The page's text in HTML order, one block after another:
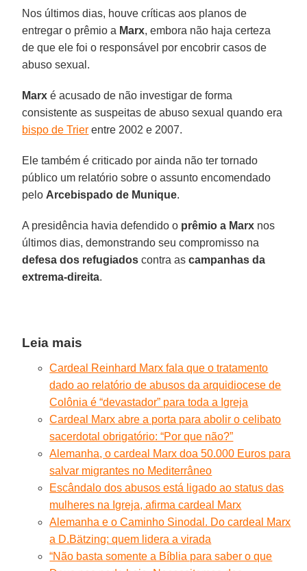
Nos últimos dias, houve críticas aos planos de
entregar o prêmio a Marx, embora não haja certeza
de que ele foi o responsável por encobrir casos de
abuso sexual.
Marx é acusado de não investigar de forma
consistente as suspeitas de abuso sexual quando era
bispo de Trier entre 2002 e 2007.
Ele também é criticado por ainda não ter tornado
público um relatório sobre o assunto encomendado
pelo Arcebispado de Munique.
A presidência havia defendido o prêmio a Marx nos
últimos dias, demonstrando seu compromisso na
defesa dos refugiados contra ascampanhas da
extrema-direita.
Leia mais
Cardeal Reinhard Marx fala que o tratamento
dado ao relatório de abusos da arquidiocese de
Colônia é “devastador” para toda a Igreja
Cardeal Marx abre a porta para abolir o celibato
sacerdotal obrigatório: “Por que não?”
Alemanha, o cardeal Marx doa 50.000 Euros para
salvar migrantes no Mediterrâneo
Escândalo dos abusos está ligado ao status das
mulheres na Igreja, afirma cardeal Marx
Alemanha e o Caminho Sinodal. Do cardeal Marx
a D.Bätzing: quem lidera a virada
“Não basta somente a Bíblia para saber o que